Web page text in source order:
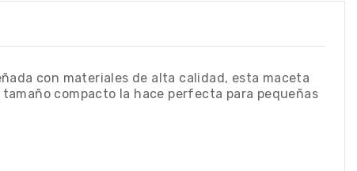
con materiales de alta calidad, esta maceta
compacto la hace perfecta para pequeñas